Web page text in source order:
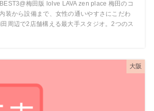
梅田版 loIve LAVA zen place 梅田のコ
装から設備まで、女性の通いやすさにこだわ
周辺で2店舗構える最大手スタジオ。2つのス
大阪